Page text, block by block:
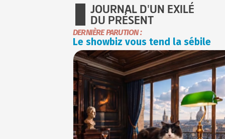
JOURNAL D'UN EXILÉ
DU PRÉSENT
DERNIÈRE PARUTION :
Le showbiz vous tend la sébile